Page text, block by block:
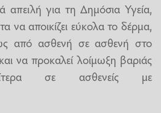
απειλή για τη Δημόσια Υγεία,
να αποικίζει εύκολα το δέρμα,
από ασθενή σε ασθενή στο
να προκαλεί λοίμωξη βαριάς
σε ασθενείς με